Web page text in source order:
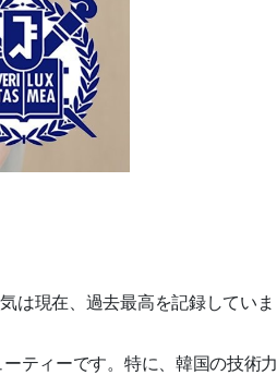
は現在、過去最高を記録していま
ティーです。特に、韓国の技術力